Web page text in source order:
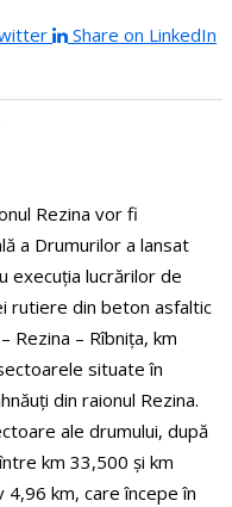
Share on LinkedIn
Rezina vor fi
a Drumurilor a lansat
execuția lucrărilor de
rutiere din beton asfaltic
Rezina – Rîbnița, km
situate în
din raionul Rezina.
ale drumului, după
km 33,500 și km
km, care începe în